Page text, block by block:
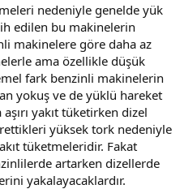
nedeniyle genelde yük
edilen bu makinelerin
makinelere göre daha az
ama özellikle düşük
fark benzinli makinelerin
yokuş ve de yüklü hareket
yakıt tüketirken dizel
yüksek tork nedeniyle
tüketmeleridir. Fakat
artarken dizellerde
yakalayacaklardır.